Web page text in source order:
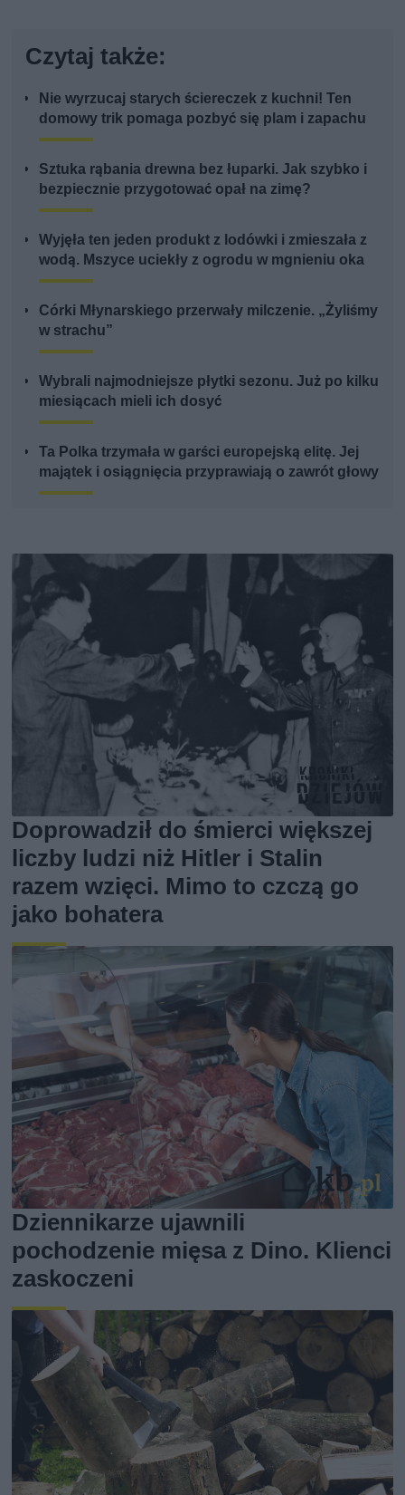
Czytaj także:
Nie wyrzucaj starych ściereczek z kuchni! Ten
domowy trik pomaga pozbyć się plam i zapachu
Sztuka rąbania drewna bez łuparki. Jak szybko i
bezpiecznie przygotować opał na zimę?
Wyjęła ten jeden produkt z lodówki i zmieszała z
wodą. Mszyce uciekły z ogrodu w mgnieniu oka
Córki Młynarskiego przerwały milczenie. „Żyliśmy
w strachu”
Wybrali najmodniejsze płytki sezonu. Już po kilku
miesiącach mieli ich dosyć
Ta Polka trzymała w garści europejską elitę. Jej
majątek i osiągnięcia przyprawiają o zawrót głowy
Doprowadził do śmierci większej
liczby ludzi niż Hitler i Stalin
razem wzięci. Mimo to czczą go
jako bohatera
Dziennikarze ujawnili
pochodzenie mięsa z Dino. Klienci
zaskoczeni